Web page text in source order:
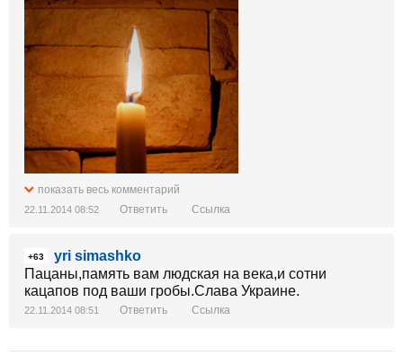
Слава Героям!
показать весь комментарий
22.11.2014 08:52 Ответить Ссылка
+63
yri simashko
Пацаны,память вам людская на века,и сотни
кацапов под ваши гробы.Слава Украине.
22.11.2014 08:51 Ответить Ссылка